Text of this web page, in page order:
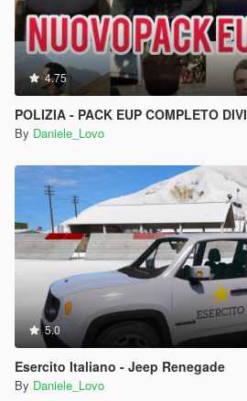
4.75
POLIZIA - PACK EUP COMPLETO
By Daniele_Lovo
5.0
Esercito Italiano - Jeep Renegade
By Daniele_Lovo